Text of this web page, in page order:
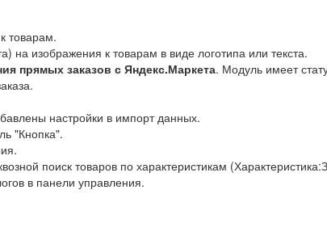
к товарам.
на изображения к товарам в виде логотипа или текста.
прямых заказов с Яндекс.Маркета. Модуль имеет
настройки в импорт данных.
"Кнопка".
поиск товаров по характеристикам
в панели управления.